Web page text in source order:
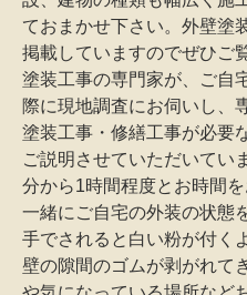
ておまかせ下さい。外壁塗
掲載していますのでぜひご
塗装工事の専門家が、ご自
際に現地調査にお伺いし、
塗装工事・修繕工事が必要
ご説明させていただいてい
分から1時間程度とお時間
一緒にご自宅の外装の状態
手でされると白い粉が付く
壁の隙間のゴムが剥がれて